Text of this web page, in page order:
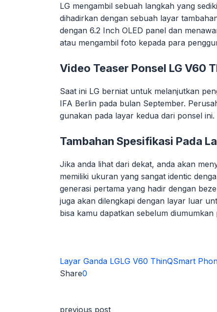
LG mengambil sebuah langkah yang
dihadirkan dengan sebuah layar
dengan 6.2 Inch OLED panel dan
atau mengambil foto kepada para
Video Teaser Ponsel LG V60
Saat ini LG berniat untuk melanjutkan
IFA Berlin pada bulan September.
gunakan pada layar kedua dari ponsel ini.
Tambahan Spesifikasi Pada
Jika anda lihat dari dekat, anda akan
memiliki ukuran yang sangat identic
generasi pertama yang hadir dengan
juga akan dilengkapi dengan layar luar
bisa kamu dapatkan sebelum
Layar Ganda LGLG V60 ThinQSmart
Share0
previous post